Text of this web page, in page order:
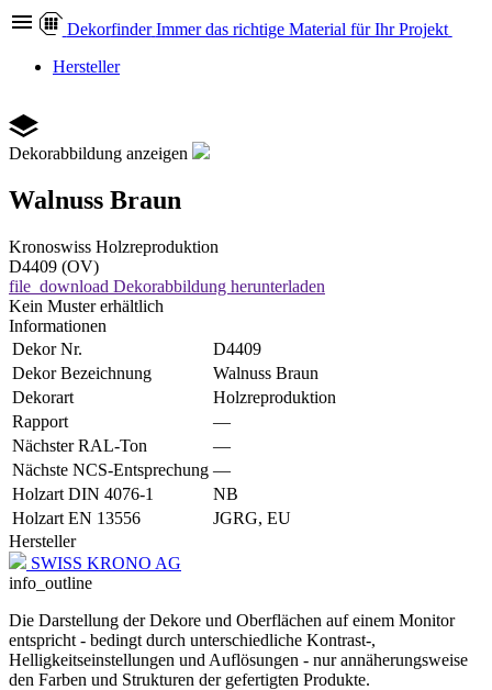
Dekorfinder Immer das richtige Material für Ihr Projekt
Hersteller
Dekorabbildung anzeigen
Walnuss Braun
Kronoswiss Holzreproduktion
D4409 (OV)
file_download Dekorabbildung herunterladen
Kein Muster erhältlich
Informationen
Dekor Nr.
D4409
Dekor Bezeichnung
Walnuss Braun
Dekorart
Holzreproduktion
Rapport
—
Nächster RAL-Ton
—
Nächste NCS-Entsprechung —
Holzart DIN 4076-1
NB
Holzart EN 13556
JGRG, EU
Hersteller
SWISS KRONO AG
info_outline
Die Darstellung der Dekore und Oberflächen auf einem Monitor
entspricht - bedingt durch unterschiedliche Kontrast-,
Helligkeitseinstellungen und Auflösungen - nur annäherungsweise
den Farben und Strukturen der gefertigten Produkte.